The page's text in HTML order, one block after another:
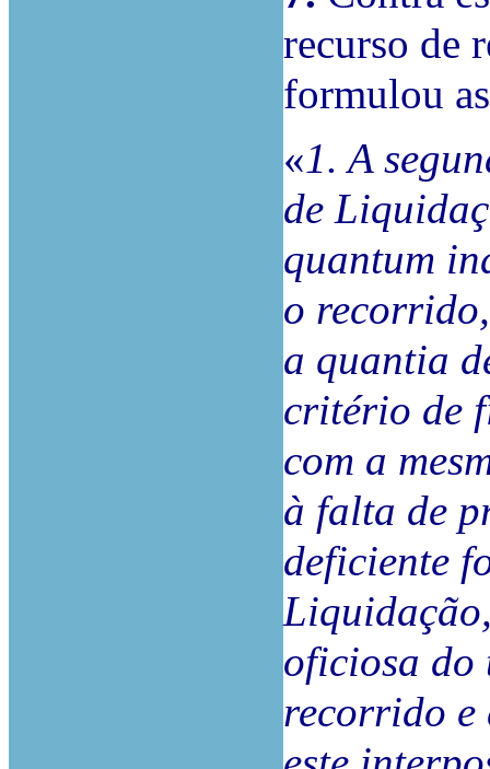
recurso de
formulou
«1. A
de
quantum
o
a quantia
critério de
com a
à falta de
deficiente
oficiosa do
recorrido e